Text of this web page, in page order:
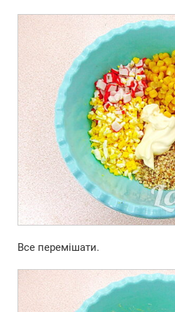
Все перемішати.